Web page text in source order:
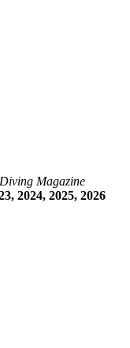
Magazine
2024, 2025, 2026